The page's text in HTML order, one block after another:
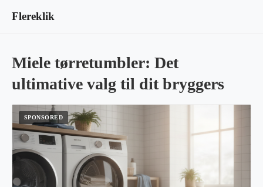
Flereklik
Miele tørretumbler: Det
ultimative valg til dit bryggers